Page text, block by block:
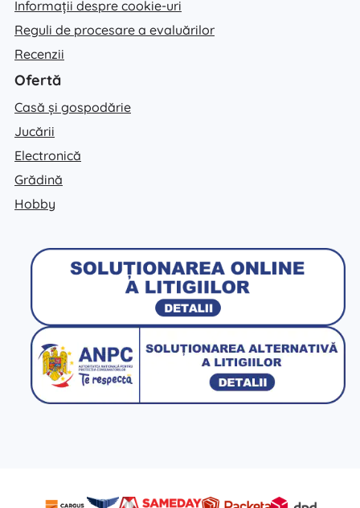
Informații despre cookie-uri
Reguli de procesare a evaluărilor
Recenzii
Ofertă
Casă și gospodărie
Jucării
Electronică
Grădină
Hobby